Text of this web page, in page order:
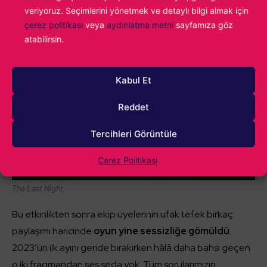
veriyoruz. Seçimlerini yönetmek ve detaylı bilgi almak için
çerez politikası veya aydınlatma metni sayfamıza göz
atabilirsin.
Kabul Et
Reddet
Tercihleri Görüntüle
Çerez Politikası
etmiş.
The Last Night
Bu etkinlikten sonra ekip üyelerinin ufak tefek birkaç
paylaşımı haricinde oyun yine sessizliğe gömüldü.
2023’ün ilk ayını geride bırakırken hâlâ daha bahsi geçen
o iki fragmandan ses seda yok. Tüm sorularımızın